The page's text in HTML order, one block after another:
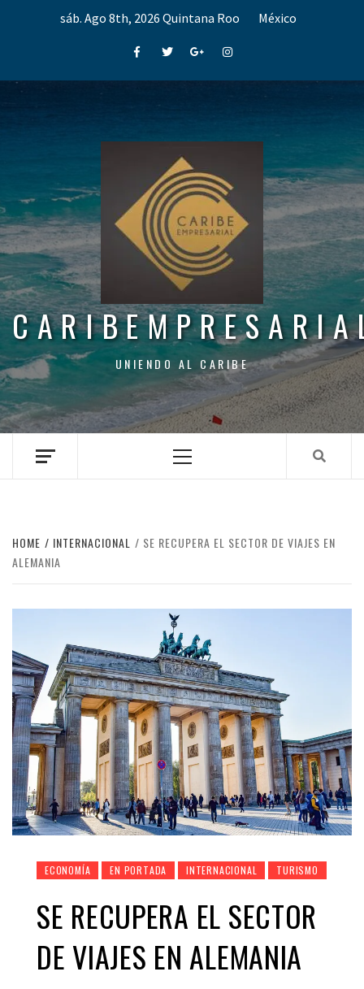
sáb. Ago 8th, 2026 Quintana Roo México
FacebookTwitterGoogle+Instagram
UNIENDO AL CARIBE
Menu
HOME INTERNACIONAL
SE RECUPERA EL SECTOR DE VIAJES EN
ALEMANIA
ECONOMÍA EN PORTADA INTERNACIONAL TURISMO
SE RECUPERA EL SECTOR
DE VIAJES EN ALEMANIA